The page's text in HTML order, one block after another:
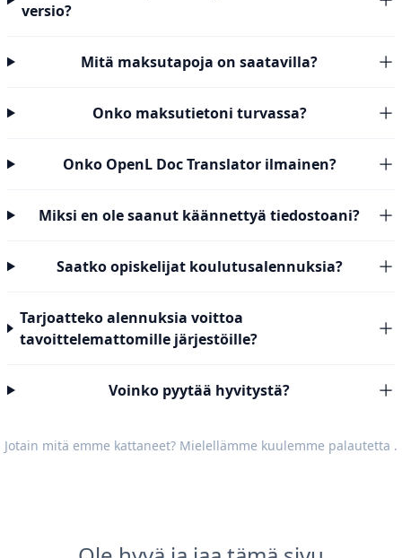
versio?
Mitä maksutapoja on saatavilla?
Onko maksutietoni turvassa?
Onko OpenL Doc Translator ilmainen?
Miksi en ole saanut käännettyä tiedostoani?
Saatko opiskelijat koulutusalennuksia?
Tarjoatteko alennuksia voittoa
tavoittelemattomille järjestöille?
Voinko pyytää hyvitystä?
Jotain mitä emme kattaneet? Mielellämme kuulemme palautetta .